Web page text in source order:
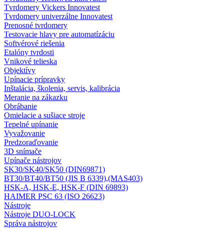
Tvrdomery Vickers Innovatest
Tvrdomery univerzálne Innovatest
Prenosné tvrdomery
Testovacie hlavy pre automatízáciu
Softvérové riešenia
Etalóny tvrdosti
Vnikové telieska
Objektívy
Upínacie prípravky
Inštalácia, školenia, servis, kalibrácia
Meranie na zákazku
Obrábanie
Omielacie a sušiace stroje
Tepelné upínanie
Vyvažovanie
Predzoraďovanie
3D snímače
Upínače nástrojov
SK30/SK40/SK50 (DIN69871)
BT30/BT40/BT50 (JIS B 6339),(MAS403)
HSK-A, HSK-E, HSK-F (DIN 69893)
HAIMER PSC 63 (ISO 26623)
Nástroje
Nástroje DUO-LOCK
Správa nástrojov